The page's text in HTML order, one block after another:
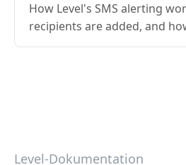
How Level's SMS alerting
recipients are added, and
Level-Dokumentation